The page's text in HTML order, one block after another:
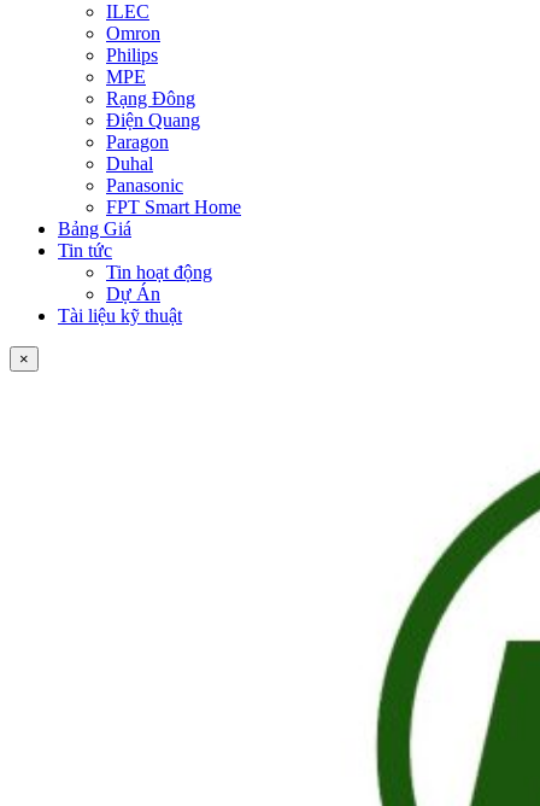
ILEC
Omron
Philips
MPE
Rạng Đông
Điện Quang
Paragon
Duhal
Panasonic
FPT Smart Home
Bảng Giá
Tin tức
Tin hoạt động
Dự Án
Tài liệu kỹ thuật
×